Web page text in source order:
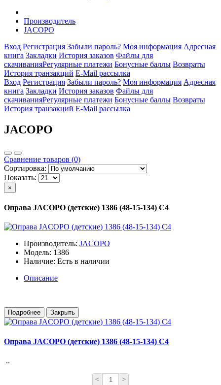
Производитель
JACOPO
Вход Регистрация Забыли пароль? Моя информация Адресная
книга Закладки История заказов Файлы для
скачиванияРегулярные платежи Бонусные баллы Возвраты
История транзакций E-Mail рассылка
Вход Регистрация Забыли пароль? Моя информация Адресная
книга Закладки История заказов Файлы для
скачиванияРегулярные платежи Бонусные баллы Возвраты
История транзакций E-Mail рассылка
JACOPO
Сравнение товаров (0)
Сортировка:
Показать:
×
Оправа JACOPO (детские) 1386 (48-15-134) С4
Производитель: JACOPO
Модель: 1386
Наличие: Есть в наличии
Описание
Подробнее Закрыть
Оправа JACOPO (детские) 1386 (48-15-134) С4
..
< >